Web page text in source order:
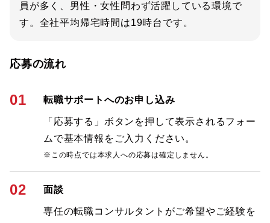
員が多く、男性・女性問わず活躍している環境で
す。全社平均帰宅時間は19時台です。
応募の流れ
01 転職サポートへのお申し込み
「応募する」ボタンを押して表示されるフォー
ムで基本情報をご入力ください。
※この時点では本求人への応募は確定しません。
02 面談
専任の転職コンサルタントがご希望やご経験を